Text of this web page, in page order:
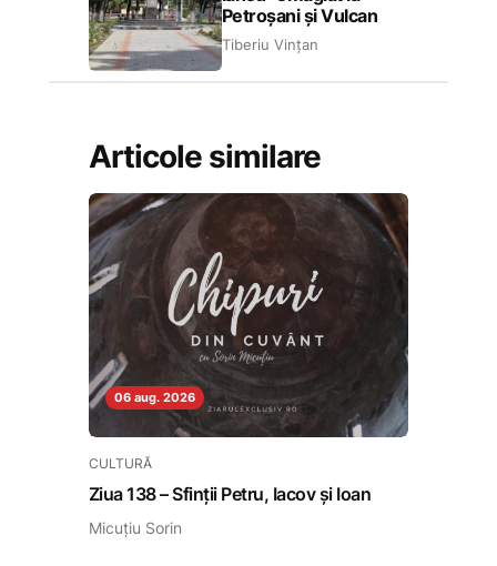
Petroșani și Vulcan
Tiberiu Vințan
Articole similare
06 aug. 2026
CULTURĂ
Ziua 138 – Sfinții Petru, Iacov și Ioan
Micuțiu Sorin